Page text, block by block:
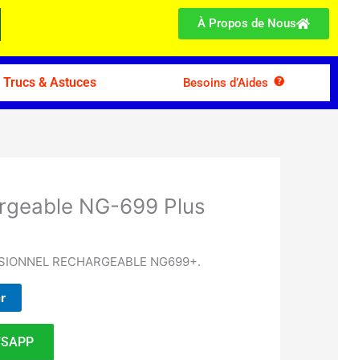
À Propos de Nous
Trucs & Astuces Besoins d’Aides
NG-699 Plus
RECHARGEABLE NG699+.